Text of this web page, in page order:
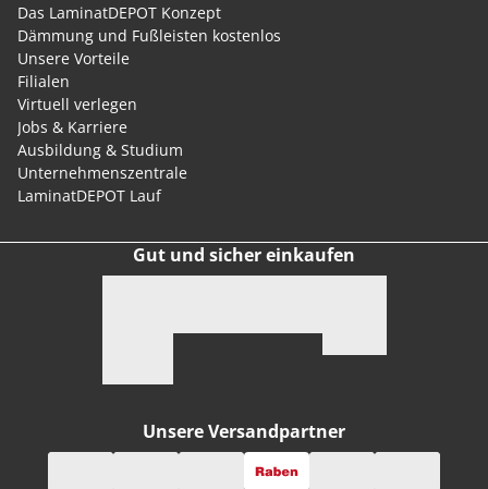
Das LaminatDEPOT Konzept
Dämmung und Fußleisten kostenlos
Unsere Vorteile
Filialen
Virtuell verlegen
Jobs & Karriere
Ausbildung & Studium
Unternehmenszentrale
LaminatDEPOT Lauf
Gut und sicher einkaufen
Unsere Versandpartner